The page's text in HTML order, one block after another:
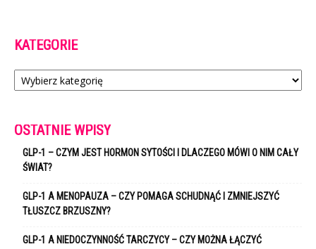
KATEGORIE
Kategorie
OSTATNIE WPISY
GLP-1 – CZYM JEST HORMON SYTOŚCI I DLACZEGO MÓWI O NIM CAŁY
ŚWIAT?
GLP-1 A MENOPAUZA – CZY POMAGA SCHUDNĄĆ I ZMNIEJSZYĆ
TŁUSZCZ BRZUSZNY?
GLP-1 A NIEDOCZYNNOŚĆ TARCZYCY – CZY MOŻNA ŁĄCZYĆ